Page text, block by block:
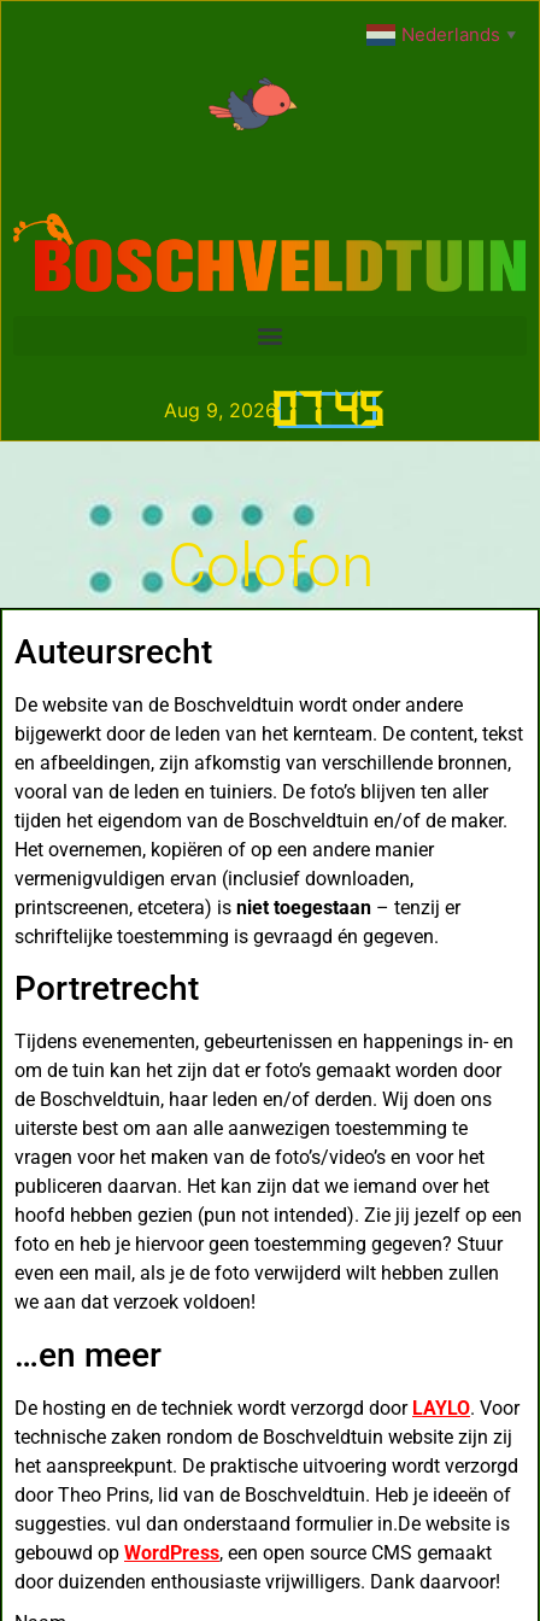
07:45
Aug 9, 2026
Colofon
Auteursrecht
De website van de Boschveldtuin wordt onder andere
bijgewerkt door de leden van het kernteam. De content, tekst
en afbeeldingen, zijn afkomstig van verschillende bronnen,
vooral van de leden en tuiniers. De foto’s blijven ten aller
tijden het eigendom van de Boschveldtuin en/of de maker.
Het overnemen, kopiëren of op een andere manier
vermenigvuldigen ervan (inclusief downloaden,
printscreenen, etcetera) is niet toegestaan – tenzij er
schriftelijke toestemming is gevraagd én gegeven.
Portretrecht
Tijdens evenementen, gebeurtenissen en happenings in- en
om de tuin kan het zijn dat er foto’s gemaakt worden door
de Boschveldtuin, haar leden en/of derden. Wij doen ons
uiterste best om aan alle aanwezigen toestemming te
vragen voor het maken van de foto’s/video’s en voor het
publiceren daarvan. Het kan zijn dat we iemand over het
hoofd hebben gezien (pun not intended). Zie jij jezelf op een
foto en heb je hiervoor geen toestemming gegeven? Stuur
even een mail, als je de foto verwijderd wilt hebben zullen
we aan dat verzoek voldoen!
…en meer
De hosting en de techniek wordt verzorgd door LAYLO. Voor
technische zaken rondom de Boschveldtuin website zijn zij
het aanspreekpunt. De praktische uitvoering wordt verzorgd
door Theo Prins, lid van de Boschveldtuin. Heb je ideeën of
suggesties. vul dan onderstaand formulier in.De website is
gebouwd op WordPress, een open source CMS gemaakt
door duizenden enthousiaste vrijwilligers. Dank daarvoor!
Nederlands ▼